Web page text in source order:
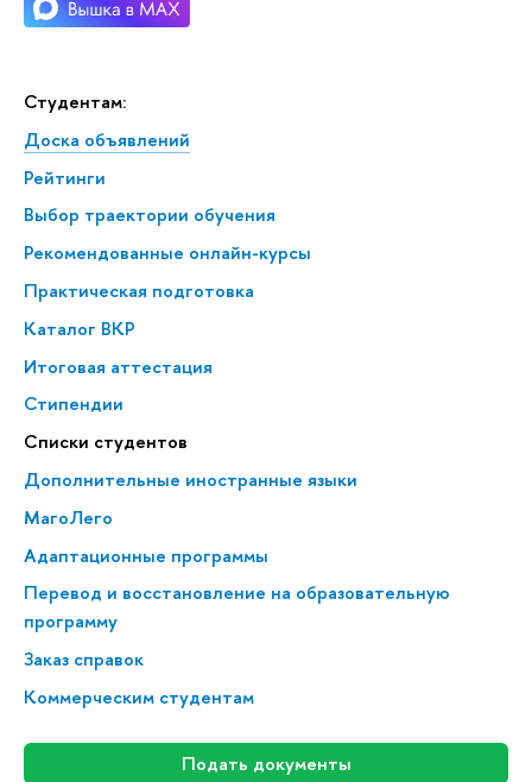
Студентам:
Доска объявлений
Рейтинги
Выбор траектории обучения
Рекомендованные онлайн-курсы
Практическая подготовка
Каталог ВКР
Итоговая аттестация
Стипендии
Списки студентов
Дополнительные иностранные языки
МагоЛего
Адаптационные программы
Перевод и восстановление на образовательную
программу
Заказ справок
Коммерческим студентам
Подать документы